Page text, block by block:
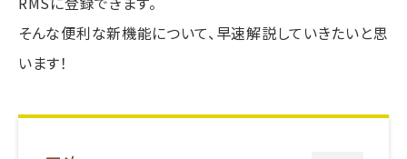
そんな便利な新機能について、早速解説していきたいと思
います！